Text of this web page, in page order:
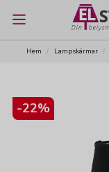
Hem Lampskärmar
-22%